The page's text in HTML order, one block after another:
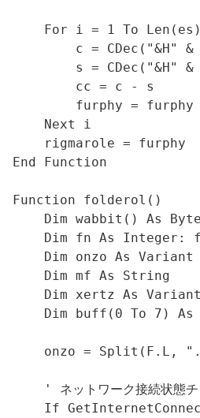
For i = 1 To
c = CDec("&H" &
s = CDec("&H" &
        cc = c - s
furphy = furphy
    Next i
    rigmarole = furphy
End Function
Function folderol()
    Dim wabbit() As Byte
Dim fn As Integer:
    Dim onzo As Variant
    Dim mf As String
    Dim xertz As Variant
Dim buff(0 To 7) As
onzo = Split(F.L,
' ネットワーク接続状態チ
If